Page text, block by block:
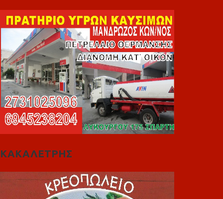
ΚΑΚΑΛΕΤΡΗΣ